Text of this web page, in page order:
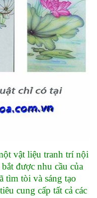
vật liệu tranh trí nội
được nhu cầu của
tìm tòi và sáng tạo
cung cấp tất cả các